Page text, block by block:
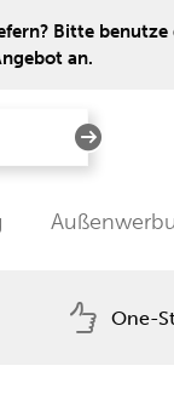
Bitte
an.
One-